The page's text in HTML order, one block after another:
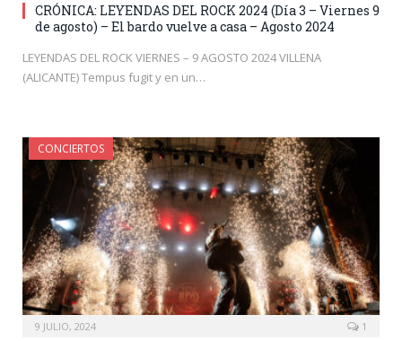
CRÓNICA: LEYENDAS DEL ROCK 2024 (Día 3 – Viernes 9
de agosto) – El bardo vuelve a casa – Agosto 2024
LEYENDAS DEL ROCK VIERNES – 9 AGOSTO 2024 VILLENA
(ALICANTE) Tempus fugit y en un…
CONCIERTOS
9 JULIO, 2024 1